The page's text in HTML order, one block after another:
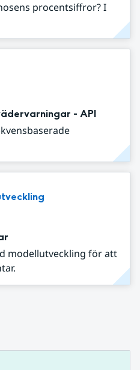
procentsiffror? I
- API
modellutveckling för att